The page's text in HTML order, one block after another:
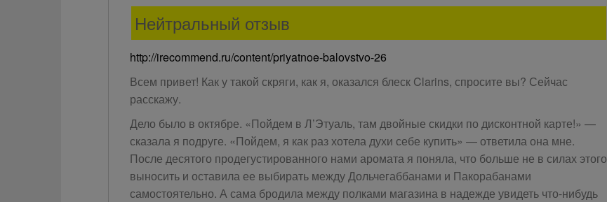
Нейтральный отзыв
http://irecommend.ru/content/priyatnoe-balovstvo-26
Всем привет! Как у такой скряги, как я, оказался блеск Clarins, спросите вы? Сейчас
расскажу.
Дело было в октябре. «Пойдем в Л’Этуаль, там двойные скидки по дисконтной карте!» —
сказала я подруге. «Пойдем, я как раз хотела духи себе купить» — ответила она мне.
После десятого продегустированного нами аромата я поняла, что больше не в силах этого
выносить и оставила ее выбирать между Дольчегаббанами и Пакорабанами
самостоятельно. А сама бродила между полками магазина в надежде увидеть что-нибудь